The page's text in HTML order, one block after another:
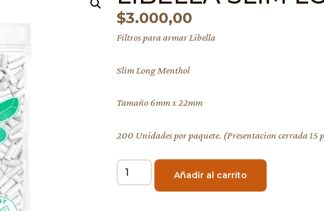
$3.000,00
Filtros para armar Libella
Slim Long Menthol
Tamaño 6mm x 22mm
200 Unidades por paquete. (Presentacion cerrada 15
Añadir al carrito